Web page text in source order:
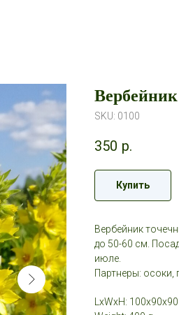
SKU: 0100
350 р.
Купить
Вербейник
до 50-60 см.
июле.
Партнеры:
LxWxH: